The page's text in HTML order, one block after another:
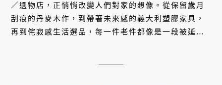
／選物店，正悄悄改變人們對家的想像。從保留歲月
刮痕的丹麥木作，到帶著未來感的義大利塑膠家具，
再到侘寂感生活選品，每一件老件都像是一段被延續